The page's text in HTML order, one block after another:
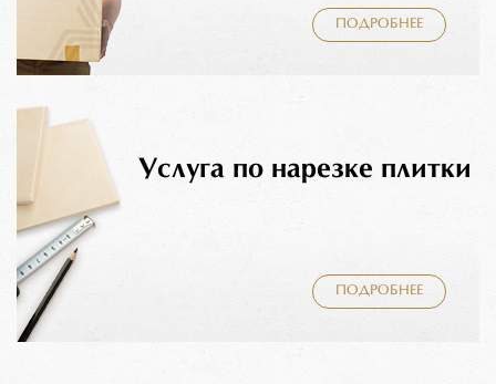
ПОДРОБНЕЕ
Услуга по нарезке плитки
ПОДРОБНЕЕ